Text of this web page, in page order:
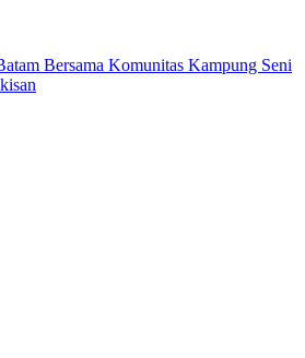
Bersama Komunitas Kampung Seni